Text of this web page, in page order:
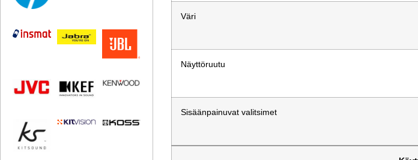
Väri
Näyttöruutu
Sisäänpainuvat valitsimet